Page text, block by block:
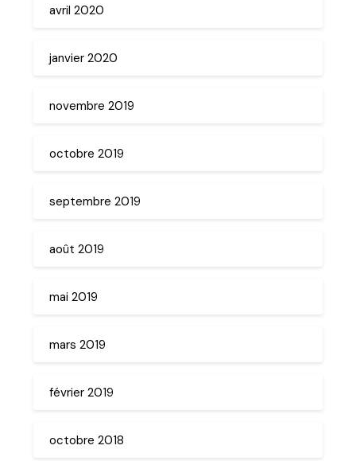
avril 2020
janvier 2020
novembre 2019
octobre 2019
septembre 2019
août 2019
mai 2019
mars 2019
février 2019
octobre 2018